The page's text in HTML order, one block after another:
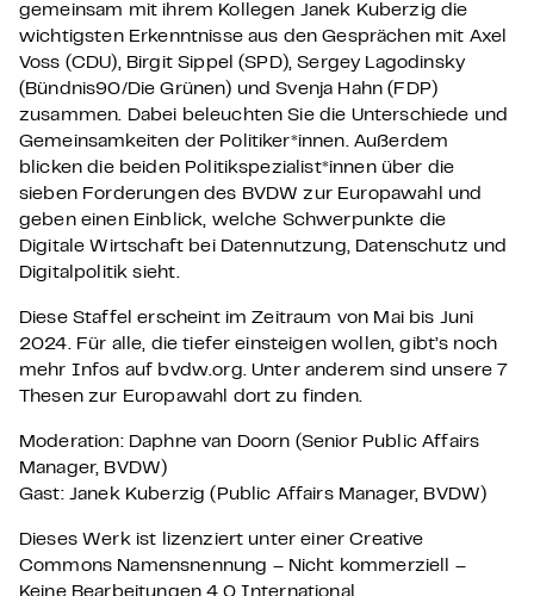
gemeinsam mit ihrem Kollegen Janek Kuberzig die
wichtigsten Erkenntnisse aus den Gesprächen mit Axel
Voss (CDU), Birgit Sippel (SPD), Sergey Lagodinsky
(Bündnis90/Die Grünen) und Svenja Hahn (FDP)
zusammen. Dabei beleuchten Sie die Unterschiede und
Gemeinsamkeiten der Politiker*innen. Außerdem
blicken die beiden Politikspezialist*innen über die
sieben Forderungen des BVDW zur Europawahl und
geben einen Einblick, welche Schwerpunkte die
Digitale Wirtschaft bei Datennutzung, Datenschutz und
Digitalpolitik sieht.
Diese Staffel erscheint im Zeitraum von Mai bis Juni
2024. Für alle, die tiefer einsteigen wollen, gibt’s noch
mehr Infos auf bvdw.org. Unter anderem sind unsere 7
Thesen zur Europawahl dort zu finden.
Moderation: Daphne van Doorn (Senior Public Affairs
Manager, BVDW)
Gast: Janek Kuberzig (Public Affairs Manager, BVDW)
Dieses Werk ist lizenziert unter einer Creative
Commons Namensnennung – Nicht kommerziell –
Keine Bearbeitungen 4.0 International